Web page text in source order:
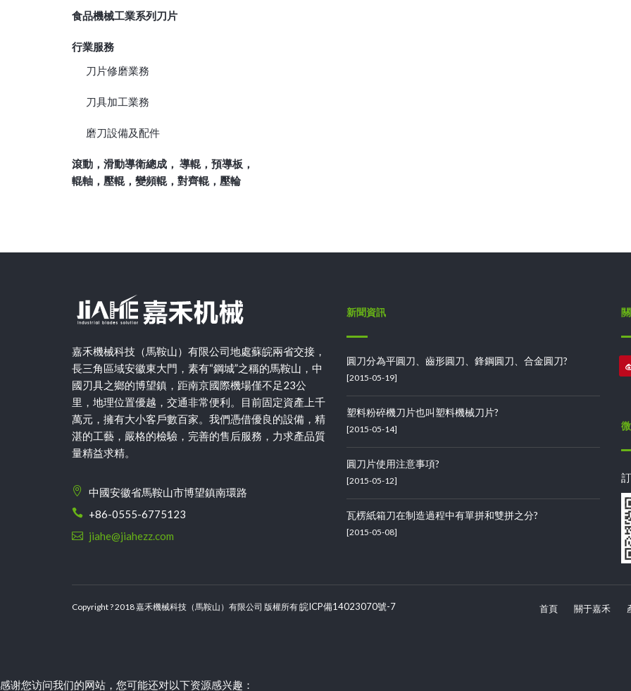
食品機械工業系列刀片
行業服務
刀片修磨業務
刀具加工業務
磨刀設備及配件
滾動，滑動導衛總成， 導輥，預導板，
輥軸，壓輥，變頻輥，對齊輥，壓輪
嘉禾機械科技（馬鞍山）有限公司地處蘇皖兩省交接，
長三角區域安徽東大門，素有“鋼城”之稱的馬鞍山，中
國刃具之鄉的博望鎮，距南京國際機場僅不足23公
里，地理位置優越，交通非常便利。目前固定資產上千
萬元，擁有大小客戶數百家。我們憑借優良的設備，精
湛的工藝，嚴格的檢驗，完善的售后服務，力求產品質
量精益求精。
中國安徽省馬鞍山市博望鎮南環路
+86-0555-6775123
jiahe@jiahezz.com
新聞資訊
圓刀分為平圓刀、齒形圓刀、鋒鋼圓刀、合金圓刀?
[2015-05-19]
塑料粉碎機刀片也叫塑料機械刀片?
[2015-05-14]
圓刀片使用注意事項?
[2015-05-12]
瓦楞紙箱刀在制造過程中有單拼和雙拼之分?
[2015-05-08]
Copyright ? 2018 嘉禾機械科技（馬鞍山）有限公司 版權所有皖ICP備14023070號-7 首頁 關于嘉禾
感谢您访问我们的网站，您可能还对以下资源感兴趣：